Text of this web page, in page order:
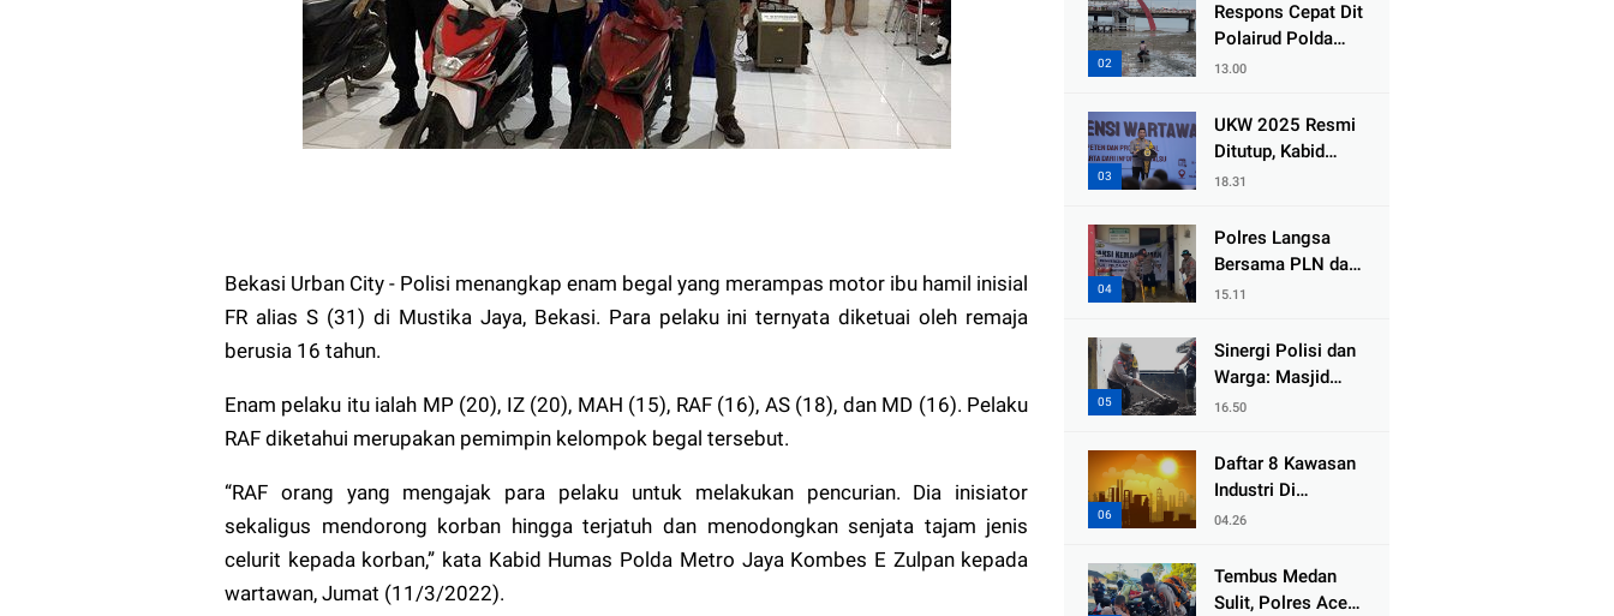
Bekasi Urban City - Polisi menangkap enam begal yang merampas motor ibu hamil inisial
FR alias S (31) di Mustika Jaya, Bekasi. Para pelaku ini ternyata diketuai oleh remaja
berusia 16 tahun.
Enam pelaku itu ialah MP (20), IZ (20), MAH (15), RAF (16), AS (18), dan MD (16). Pelaku
RAF diketahui merupakan pemimpin kelompok begal tersebut.
“RAF orang yang mengajak para pelaku untuk melakukan pencurian. Dia inisiator
sekaligus mendorong korban hingga terjatuh dan menodongkan senjata tajam jenis
celurit kepada korban,” kata Kabid Humas Polda Metro Jaya Kombes E Zulpan kepada
wartawan, Jumat (11/3/2022).
Respons Cepat Dit
Polairud Polda
Jatim Selamatkan
Lumpur di Wisata
Kenjeran
13.00
UKW 2025 Resmi
Ditutup, Kabid
Humas PMJ: Pers
Strategis Polri
Tangkal Hoaks
18.31
Polres Langsa
Bersama PLN dan
Warga
Kemanusiaan
Pascabanjir di
15.11
Sinergi Polisi dan
Warga: Masjid
Syuhada, Bener
dari Duka Bencana
16.50
Daftar 8 Kawasan
Industri Di
Kabupaten Bekasi,
Cinlok Juga Ada
Gak ?
04.26
Tembus Medan
Sulit, Polres Aceh